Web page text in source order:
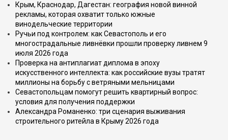
Крым, Краснодар, Дагестан: география новой винной
рекламы, которая охватит только южные
винодельческие территории
Ручьи под контролем: как Севастополь и его
многострадальные ливнёвки прошли проверку ливнем 9
июля 2026 года
Проверка на антиплагиат диплома в эпоху
искусственного интеллекта: как российские вузы тратят
миллионы на борьбу с ветряными мельницами
Севастопольцам помогут решить квартирный вопрос:
условия для получения поддержки
Александра Романенко: три сценария выживания
строительного ритейла в Крыму 2026 года